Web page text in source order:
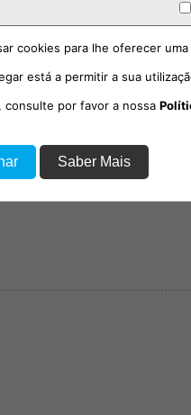
cookies para lhe oferecer
está a permitir a sua
consulte por favor a nossa
Saber Mais